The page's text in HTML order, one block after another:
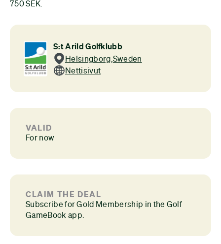
750 SEK.
S:t Arild Golfklubb
Helsingborg Sweden
Nettisivut
VALID
For now
CLAIM THE DEAL
Subscribe for Gold Membership in the Golf
GameBook app.